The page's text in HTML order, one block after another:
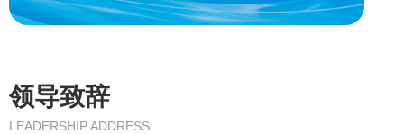
领导致辞
LEADERSHIP ADDRESS